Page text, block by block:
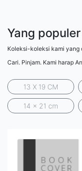
Yang
Koleksi-koleksi kami yang
Cari. Pinjam. Kami harap
13 X 19 CM
14 x 21 cm